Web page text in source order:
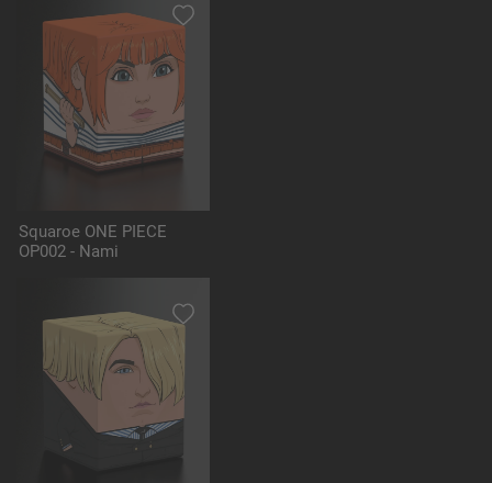
Squaroe ONE PIECE
OP002 - Nami